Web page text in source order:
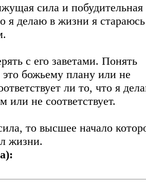
сила и
я делаю в жизни я стараюсь
с его заветами. Понять
это божьему плану или не
ли то, что я
или не соответствует.
то высшее начало
жизни.